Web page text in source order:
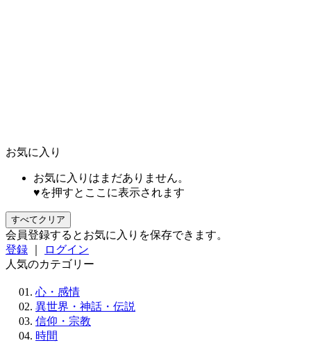
お気に入り
お気に入りはまだありません。
♥を押すとここに表示されます
すべてクリア
会員登録するとお気に入りを保存できます。
登録
ログイン
人気のカテゴリー
心・感情
異世界・神話・伝説
信仰・宗教
時間